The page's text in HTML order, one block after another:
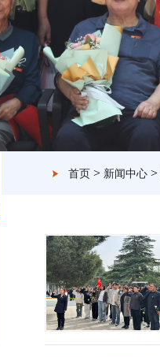
首页 > 新闻中心 >